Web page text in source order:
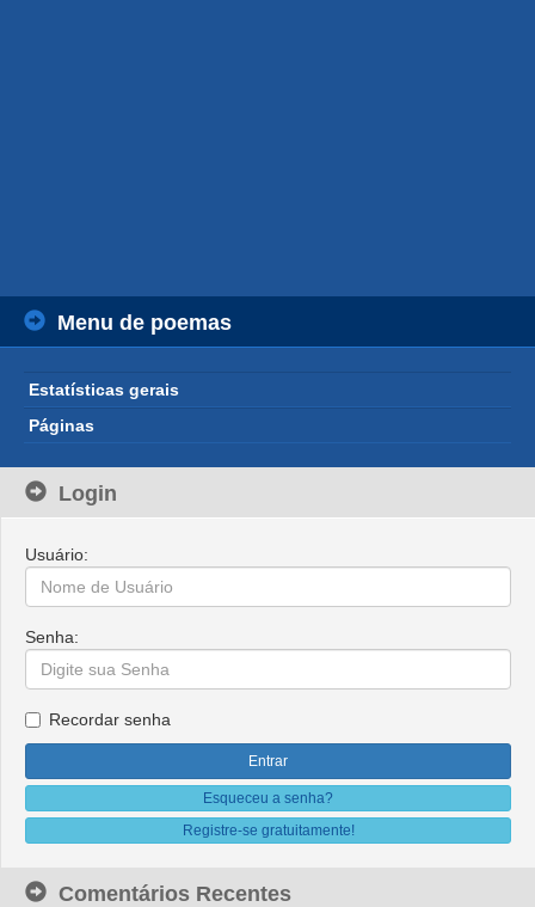
Menu de poemas
Estatísticas gerais
Páginas
Login
Usuário:
Senha:
Recordar senha
Esqueceu a senha?
Registre-se gratuitamente!
Comentários Recentes